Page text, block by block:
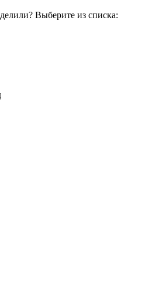
Выберите из списка: